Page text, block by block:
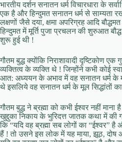
भारतीय दर्शन सनातन धर्म विचारधारा के
एक है और हिन्दुमत सनातन धर्म से साम्यता
लक्षणों जैसे दया, क्षमा अपरिग्रह आदि
हिन्दुमत में मूर्ति पुजा प्रचलन की शुरुआत
शुरू हुई थी !
गौतम बुद्ध क्योंकि निराशावादी दृष्टिकोण एक
व्यक्तित्व के व्यक्ति थे ! जिन्होंने कभी कोई
आत: अध्ययन के अभाव में वह सनातन धर्म के
थे इसलिये वह सनातन धर्म के मूल सिद्धांतों
गौतम बुद्ध ने ब्रह्मा को कभी ईश्वर नहीं माना
खुद्दुका निकाय के भुरिदत्त जातक कथा में की
कि “यदि वह ब्रह्मा सब लोगों का “ईश्वर” है
हैं ! तो उसने इस लोक में यह माया, झूठ, दोष